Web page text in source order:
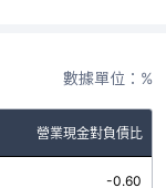
數據單位：%
營業現金對負債比
-0.60